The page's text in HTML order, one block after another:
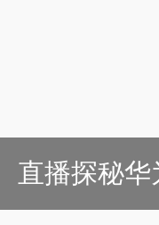
直播探秘